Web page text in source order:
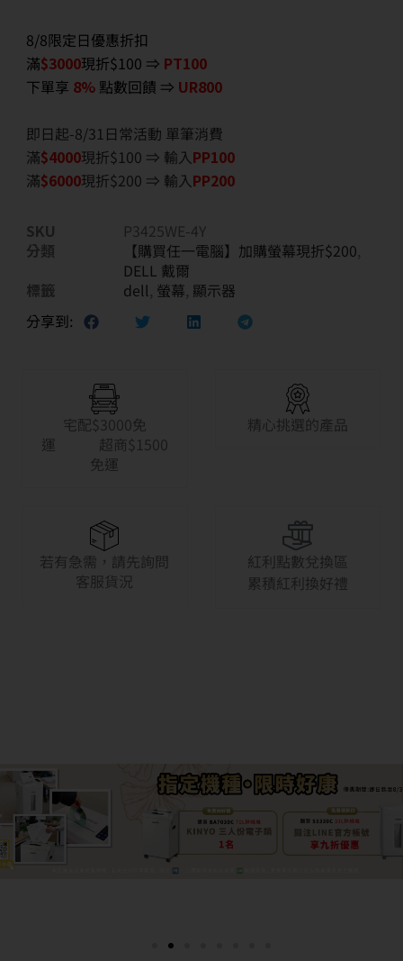
8/8限定日優惠折扣
滿$3000現折$100 ⇒ PT100
下單享 8% 點數回饋 ⇒ UR800
即日起-8/31日常活動 單筆消費
滿$4000現折$100 ⇒ 輸入PP100
滿$6000現折$200 ⇒ 輸入PP200
SKU
P3425WE-4Y
分類
【購買任一電腦】加購螢幕現折$200,
DELL 戴爾
標籤
dell, 螢幕, 顯示器
分享到:
宅配$3000免
運 超商$1500
免運
精心挑選的產品
若有急需，請先詢問
客服貨況
紅利點數兌換區
累積紅利換好禮